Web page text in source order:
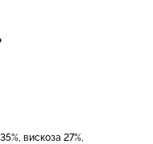
вискоза 27%,